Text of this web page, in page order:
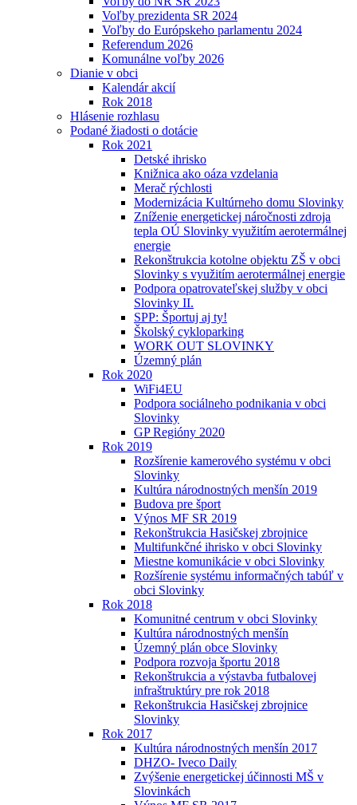
Voľby prezidenta SR 2024
Voľby do Európskeho parlamentu 2024
Referendum 2026
Komunálne voľby 2026
Dianie v obci
Kalendár akcií
Rok 2018
Hlásenie rozhlasu
Podané žiadosti o dotácie
Rok 2021
Detské ihrisko
Knižnica ako oáza vzdelania
Merač rýchlosti
Modernizácia Kultúrneho domu Slovinky
Zníženie energetickej náročnosti zdroja
tepla OÚ Slovinky využitím aerotermálnej
energie
Rekonštrukcia kotolne objektu ZŠ v obci
Slovinky s využitím aerotermálnej energie
Podpora opatrovateľskej služby v obci
Slovinky II.
SPP: Športuj aj ty!
Školský cykloparking
WORK OUT SLOVINKY
Územný plán
Rok 2020
WiFi4EU
Podpora sociálneho podnikania v obci
Slovinky
GP Regióny 2020
Rok 2019
Rozšírenie kamerového systému v obci
Slovinky
Kultúra národnostných menšín 2019
Budova pre šport
Výnos MF SR 2019
Rekonštrukcia Hasičskej zbrojnice
Multifunkčné ihrisko v obci Slovinky
Miestne komunikácie v obci Slovinky
Rozšírenie systému informačných tabúľ v
obci Slovinky
Rok 2018
Komunitné centrum v obci Slovinky
Kultúra národnostných menšín
Územný plán obce Slovinky
Podpora rozvoja športu 2018
Rekonštrukcia a výstavba futbalovej
infraštruktúry pre rok 2018
Rekonštrukcia Hasičskej zbrojnice
Slovinky
Rok 2017
Kultúra národnostných menšín 2017
DHZO- Iveco Daily
Zvýšenie energetickej účinnosti MŠ v
Slovinkách